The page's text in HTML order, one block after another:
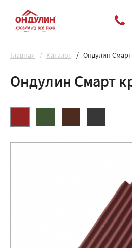
Главная Каталог Ондулин
Ондулин Смарт